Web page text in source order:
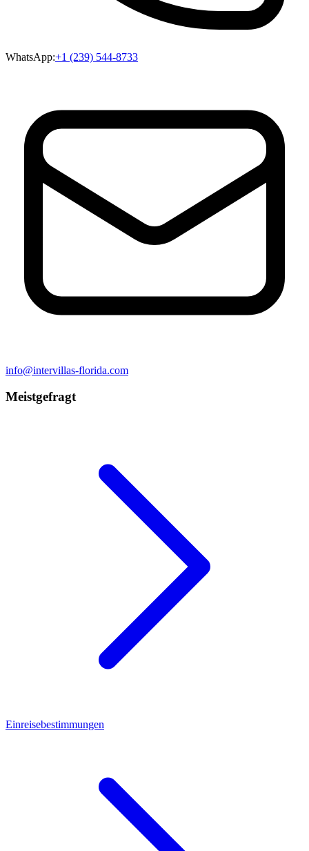
WhatsApp:+1 (239) 544-8733
info@intervillas-florida.com
Meistgefragt
Einreisebestimmungen